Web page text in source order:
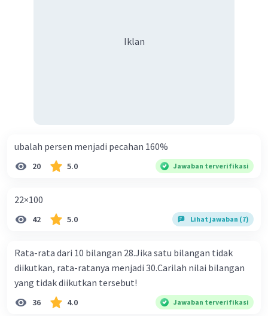
Iklan
ubalah persen menjadi pecahan 160%
20 5.0 Jawaban terverifikasi
22×100
42 5.0 Lihat jawaban (7)
Rata-rata dari 10 bilangan 28.Jika satu bilangan tidak
diikutkan, rata-ratanya menjadi 30.Carilah nilai bilangan
yang tidak diikutkan tersebut!
36 4.0 Jawaban terverifikasi